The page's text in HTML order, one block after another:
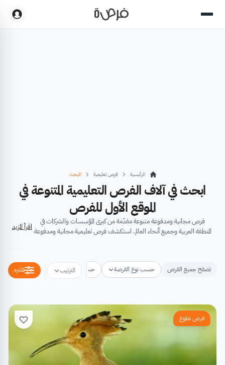
الرئيسية فرص تعليمية البحث
ابحث في آلاف الفرص التعليمية المتنوعة في
الموقع الأول للفرص
فرص مجانية ومدفوعة متنوعة مقدّمة من كبرى المؤسسات والشركات في
المنطقة العربية وجميع أنحاء العالم. استكشف فرص تعليمية مجانية ومدفوعة
الخبرات وبناء القدرات.
اقرأ المزيد
تصفح جميع الفرص حسب نوع الفرصة حسب مكان الفرصة حسب الترتيب فلتره
فرص تطوع